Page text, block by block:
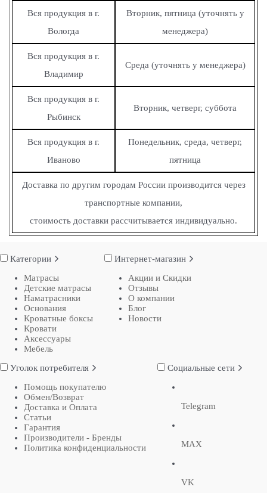
Вся продукция в г.
Вологда
Вторник, пятница (уточнять у
менеджера)
Вся продукция в г.
Владимир
Среда (уточнять у менеджера)
Вся продукция в г.
Рыбинск
Вторник, четверг, суббота
Вся продукция в г.
Иваново
Понедельник, среда, четверг,
пятница
Доставка по другим городам России производится через
транспортные компании,
стоимость доставки рассчитывается индивидуально.
Категории
Матрасы
Детские матрасы
Наматрасники
Основания
Кроватные боксы
Кровати
Аксессуары
Мебель
Интернет-магазин
Акции и Скидки
Отзывы
О компании
Блог
Новости
Уголок потребителя
Помощь покупателю
Обмен/Возврат
Доставка и Оплата
Статьи
Гарантия
Производители - Бренды
Политика конфиденциальности
Социальные сети
Telegram
MAX
VK